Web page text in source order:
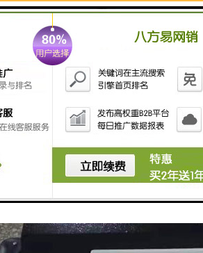
确保测量数据的准确性，且在检测前
，不同于传统人工检测时所需的繁杂
试纸等步骤，不但使水质检测工作流
确保检测数据的可靠性。